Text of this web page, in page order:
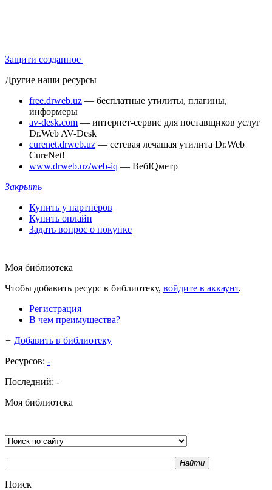
Защити созданное
Другие наши ресурсы
free.drweb.uz — бесплатные утилиты, плагины,
информеры
av-desk.com — интернет-сервис для поставщиков услуг
Dr.Web AV-Desk
curenet.drweb.uz — сетевая лечащая утилита Dr.Web
CureNet!
www.drweb.uz/web-iq — ВебIQметр
Закрыть
Купить у партнёров
Купить онлайн
Задать вопрос о покупке
Моя библиотека
Чтобы добавить ресурс в библиотеку, войдите в аккаунт.
Регистрация
В чем преимущества?
+ Добавить в библиотеку
Ресурсов: -
Последний: -
Моя библиотека
Найти
Поиск